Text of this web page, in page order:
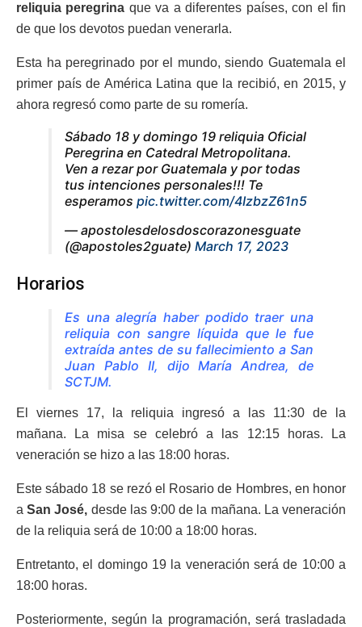
reliquia peregrina que va a diferentes países, con el fin
de que los devotos puedan venerarla.
Esta ha peregrinado por el mundo, siendo Guatemala el
primer país de América Latina que la recibió, en 2015, y
ahora regresó como parte de su romería.
Sábado 18 y domingo 19 reliquia Oficial
Peregrina en Catedral Metropolitana.
Ven a rezar por Guatemala y por todas
tus intenciones personales!!! Te
esperamos pic.twitter.com/4IzbzZ61n5
— apostolesdelosdoscorazonesguate
(@apostoles2guate) March 17, 2023
Horarios
Es una alegría haber podido traer una
reliquia con sangre líquida que le fue
extraída antes de su fallecimiento a San
Juan Pablo II, dijo María Andrea, de
SCTJM.
El viernes 17, la reliquia ingresó a las 11:30 de la
mañana. La misa se celebró a las 12:15 horas. La
veneración se hizo a las 18:00 horas.
Este sábado 18 se rezó el Rosario de Hombres, en honor
aSan José, desde las 9:00 de la mañana. La veneración
de la reliquia será de 10:00 a 18:00 horas.
Entretanto, el domingo 19 la veneración será de 10:00 a
18:00 horas.
Posteriormente, según la programación, será trasladada